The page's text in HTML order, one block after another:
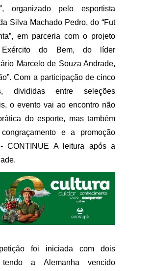
organizado pelo esportista
Silva Machado Pedro, do “Fut
em parceria com o projeto
do Bem, do líder
Marcelo de Souza Andrade,
Com a participação de cinco
divididas entre seleções
o evento vai ao encontro não
do esporte, mas também
e a promoção
CONTINUE A leitura após a
foi iniciada com dois
a Alemanha vencido